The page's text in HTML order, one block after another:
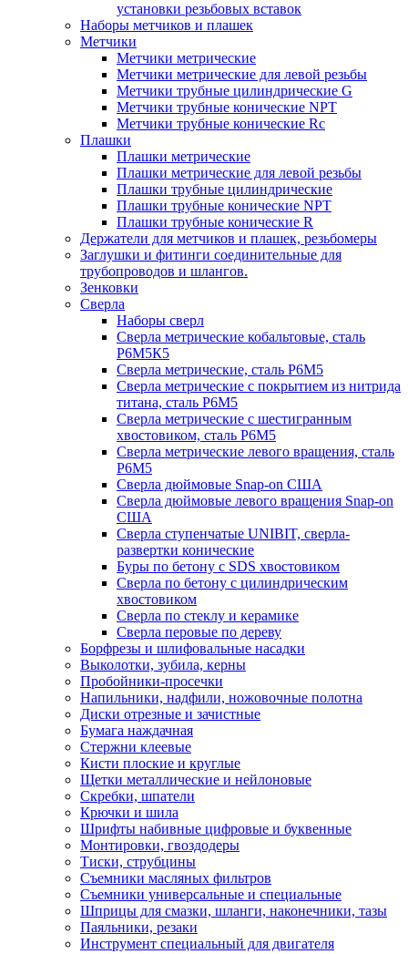
установки резьбовых вставок
Наборы метчиков и плашек
Метчики
Метчики метрические
Метчики метрические для левой резьбы
Метчики трубные цилиндрические G
Метчики трубные конические NPT
Метчики трубные конические Rc
Плашки
Плашки метрические
Плашки метрические для левой резьбы
Плашки трубные цилиндрические
Плашки трубные конические NPT
Плашки трубные конические R
Держатели для метчиков и плашек, резьбомеры
Заглушки и фитинги соединительные для
трубопроводов и шлангов.
Зенковки
Сверла
Наборы сверл
Сверла метрические кобальтовые, сталь
Р6М5К5
Сверла метрические, сталь Р6М5
Сверла метрические с покрытием из нитрида
титана, сталь Р6М5
Сверла метрические с шестигранным
хвостовиком, сталь Р6М5
Сверла метрические левого вращения, сталь
Р6М5
Сверла дюймовые Snap-on США
Сверла дюймовые левого вращения Snap-on
США
Сверла ступенчатые UNIBIT, сверла-
развертки конические
Буры по бетону с SDS хвостовиком
Сверла по бетону с цилиндрическим
хвостовиком
Сверла по стеклу и керамике
Сверла перовые по дереву
Борфрезы и шлифовальные насадки
Выколотки, зубила, керны
Пробойники-просечки
Напильники, надфили, ножовочные полотна
Диски отрезные и зачистные
Бумага наждачная
Стержни клеевые
Кисти плоские и круглые
Щетки металлические и нейлоновые
Скребки, шпатели
Крючки и шила
Шрифты набивные цифровые и буквенные
Монтировки, гвоздодеры
Тиски, струбцины
Съемники масляных фильтров
Съемники универсальные и специальные
Шприцы для смазки, шланги, наконечники, тазы
Паяльники, резаки
Инструмент специальный для двигателя